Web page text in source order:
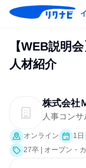
【WEB説明
人材紹介
株式会社
人事コン
オンライン 1日
27卒 | オープン・